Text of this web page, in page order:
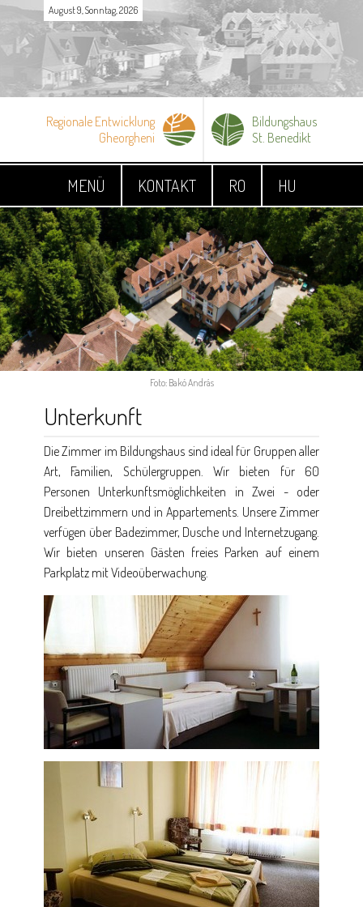
August 9, Sonntag, 2026
Regionale Entwicklung
Gheorgheni
Bildungshaus
St. Benedikt
MENÜ KONTAKT RO HU
Foto: Bakó András
Unterkunft
Die Zimmer im Bildungshaus sind ideal für Gruppen aller
Art, Familien, Schülergruppen. Wir bieten für 60
Personen Unterkunftsmöglichkeiten in Zwei - oder
Dreibettzimmern und in Appartements. Unsere Zimmer
verfügen über Badezimmer, Dusche und Internetzugang.
Wir bieten unseren Gästen freies Parken auf einem
Parkplatz mit Videoüberwachung.